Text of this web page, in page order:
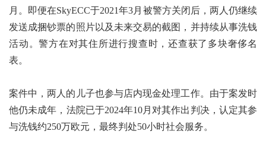
月。即便在SkyECC于2021年3月被警方关闭后，两人仍继续
发送成捆钞票的照片以及未来交易的截图，并持续从事洗钱
活动。警方在对其住所进行搜查时，还查获了多块奢侈名
表。
案件中，两人的儿子也参与店内现金处理工作。由于案发时
他仍未成年，法院已于2024年10月对其作出判决，认定其参
与洗钱约250万欧元，最终判处50小时社会服务。